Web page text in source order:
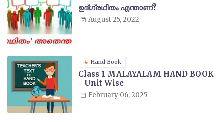
ഉദ്ഗ്രഥിതം എന്താണ്?
August 25, 2022
Hand Book
Class 1 MALAYALAM HAND BOOK
- Unit Wise
February 06, 2025